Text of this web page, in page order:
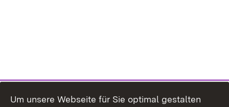
Um unsere Webseite für Sie optimal gestalten